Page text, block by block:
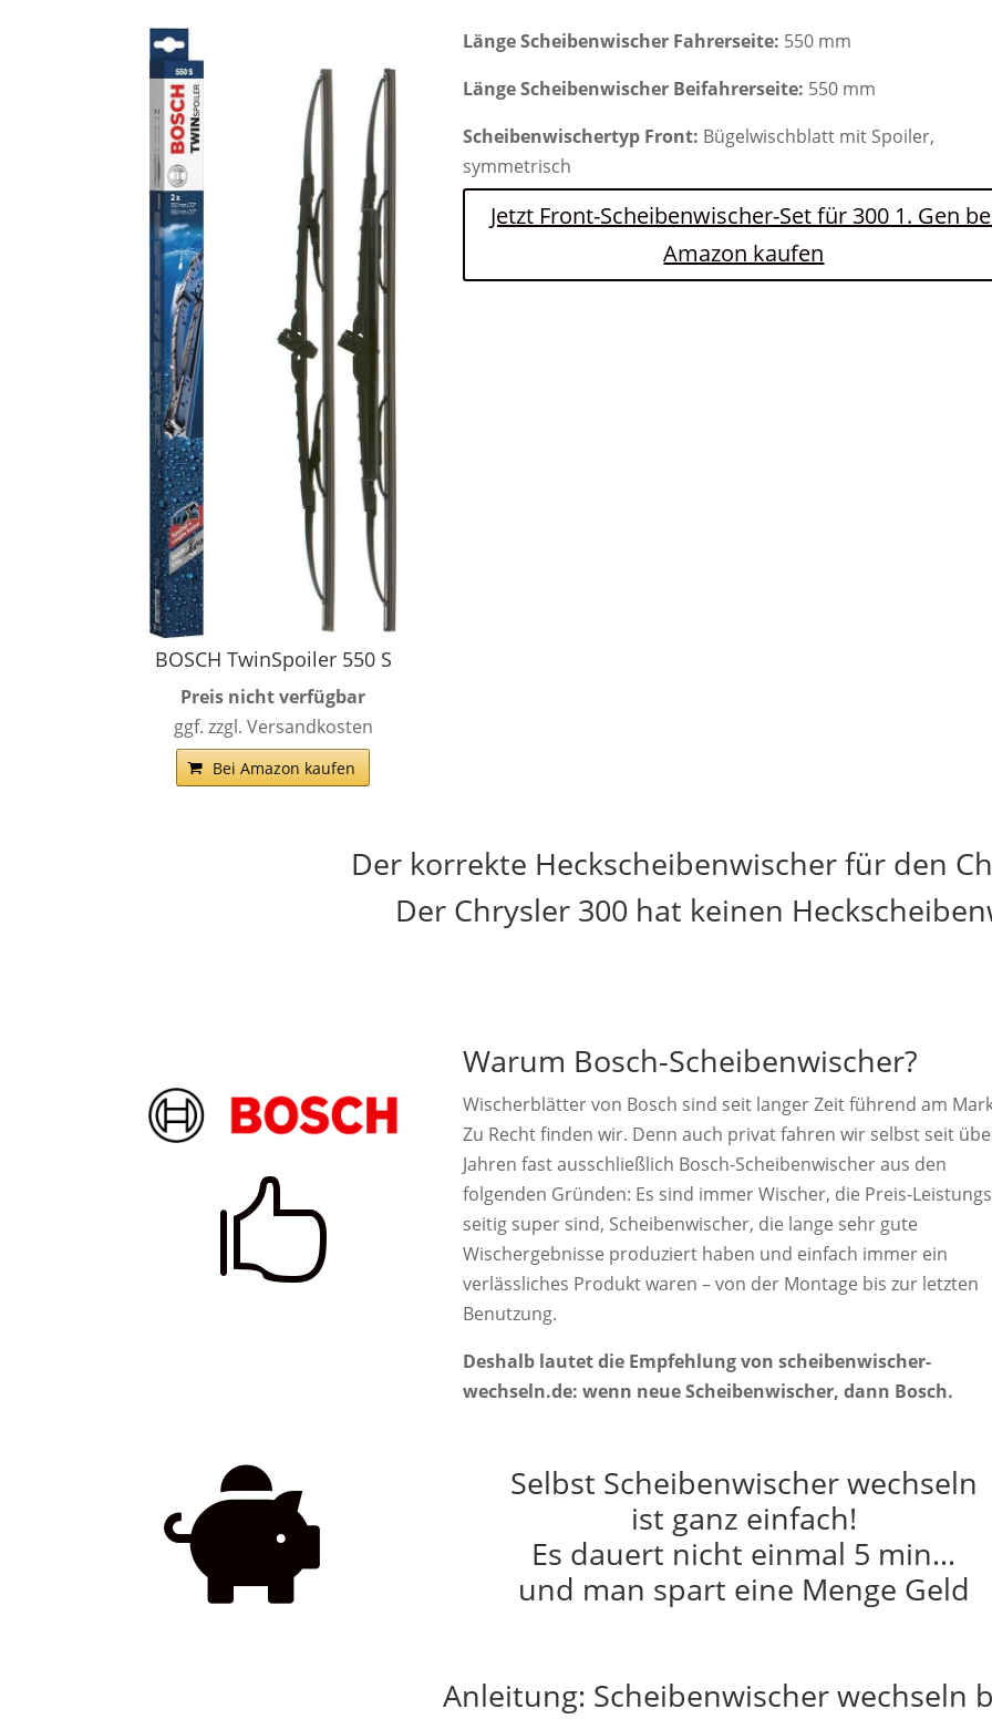
BOSCH TwinSpoiler 550 S
Preis nicht verfügbar
ggf. zzgl. Versandkosten
Bei Amazon kaufen
Länge Scheibenwischer Fahrerseite: 550 mm
Länge Scheibenwischer Beifahrerseite: 550 mm
Scheibenwischertyp Front: Bügelwischblatt mit Spoiler,
symmetrisch
Jetzt Front-Scheibenwischer-Set für 300 1. Gen
Amazon kaufen
Der korrekte Heckscheibenwischer für den
Der Chrysler 300 hat keinen

Warum Bosch-Scheibenwischer?
Wischerblätter von Bosch sind seit langer Zeit führend am
Zu Recht finden wir. Denn auch privat fahren wir selbst seit
Jahren fast ausschließlich Bosch-Scheibenwischer aus den
folgenden Gründen: Es sind immer Wischer, die Preis-
seitig super sind, Scheibenwischer, die lange sehr gute
Wischergebnisse produziert haben und einfach immer ein
verlässliches Produkt waren – von der Montage bis zur letzten
Benutzung.
Deshalb lautet die Empfehlung von scheibenwischer-
wechseln.de: wenn neue Scheibenwischer, dann Bosch.

Selbst Scheibenwischer wechseln
ist ganz einfach!
Es dauert nicht einmal 5 min…
und man spart eine Menge Geld
Anleitung: Scheibenwischer wechseln